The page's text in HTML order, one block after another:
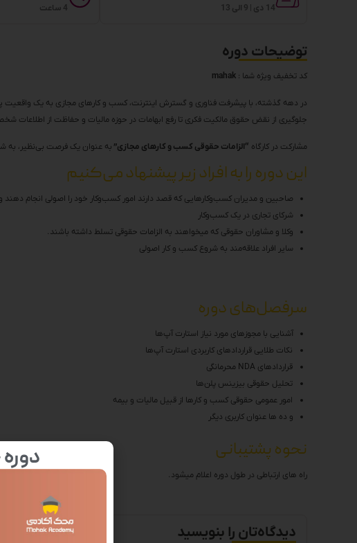
14 دی | 9 الی 13 4 ساعت
توضیحات دوره
کد تخفیف ویژه شما : mahak
در دهه گذشته، با پیشرفت فناوری و گسترش اینترنت، کسب و کارهای مجازی به یک واقعیت
جلوگیری از نقض حقوق مالکیت فکری تا رفع ابهامات در حوزه مالیات و حفاظت از
مشارکت در کارگاه “الزامات حقوقی کسب و کارهای مجازی” به عنوان یک فرصت بی‌نظیر، به
این دوره را به افراد زیر پیشنهاد می‌کنیم
صاحبین و مدیران کسب‌وکارهایی که قصد دارند امور کسب‌وکار خود را اصولی انجام دهند
شرکای تجاری در یک کسب‌وکار
وکلا و مشاوران حقوقی که میخواهند به الزامات حقوقی تسلط داشته باشند.
سایر افراد علاقه‌مند به شروع کسب و کار اصولی
سرفصل‌های دوره
آشنایی با مجوزهای مورد نیاز استارت آپ‌ها
نکات طلایی قراردادهای کاربردی استارت آپ‌ها
قراردادهای NDA محرمانگی
تحلیل حقوقی بیزینس پلن‌ها
امور عمومی حقوقی کسب و کارها از قبیل مالیات و بیمه
و ده ها عنوان کاربری دیگر
نحوه پشتیبانی
راه های ارتباطی در طول دوره اعلام میشود.
دیدگاه‌تان را بنویسید